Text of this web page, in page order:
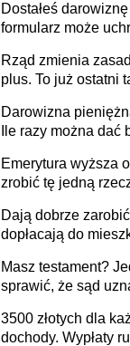
oznacza kary
Dostałeś
formularz może
Rząd zmienia
plus. To już ostatni
Darowizna
Ile razy można dać
Emerytura wyższa
zrobić tę jedną
Dają dobrze
dopłacają do
Masz testament?
sprawić, że sąd
3500 złotych dla
dochody. Wypłaty